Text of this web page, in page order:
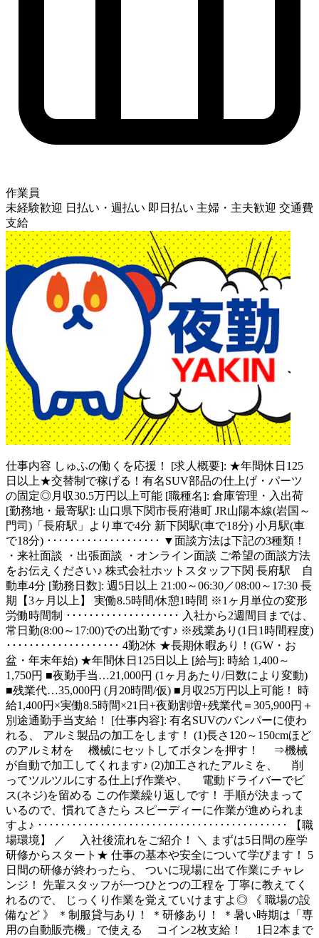
作業員
未経験歓迎 日払い・週払い 即日払い 主婦・主夫歓迎 交通費
支給
仕事内容 しゅふの働くを応援！ [求人概要]: ★年間休日125
日以上★交替制で稼げる！有名SUV部品の仕上げ・パーツ
の固定◎月収30.5万円以上可能 [職種名]: 倉庫管理・入出荷
[勤務地・最寄駅]: 山口県下関市長府港町 JR山陽本線(岩国～
門司)「長府駅」より車で4分 新下関駅(車で18分) 小月駅(車
で18分) ････････････････････ ▼面談方法は下記の3種類！
・来社面談 ・出張面談 ・オンライン面談 ご希望の面談方法
をお伝えください♪ 株式会社ホットスタッフ下関 長府駅 自
動車4分 [勤務日数]: 週5日以上 21:00～06:30／08:00～17:30 長
期【3ヶ月以上】 実働8.5時間/休憩1時間 ※1ヶ月単位の変形
労働時間制 ････････････････････ 入社から2週間目までは、
常日勤(8:00～17:00)での出勤です♪ ※残業あり(1日1時間程度)
････････････････････ 4勤2休 ★長期休暇あり！(GW・お
盆・年末年始) ★年間休日125日以上 [給与]: 時給 1,400～
1,750円 ■夜勤手当…21,000円 (1ヶ月あたり/日数により変動)
■残業代…35,000円 (月20時間/仮) ■月収25万円以上可能！ 時
給1,400円×実働8.5時間×21日+夜勤割増+残業代＝305,900円＋
別途通勤手当支給！ [仕事内容]: 有名SUVのバンパーに使わ
れる、 アルミ製品の加工をします！ (1)長さ120～150cmほど
のアルミ材を 機械にセットしてボタンを押す！ ⇒機械
が自動で加工してくれます♪ (2)加工されたアルミを、 削
ってツルツルにする仕上げ作業や、 電動ドライバーでビ
ス(ネジ)を留める この作業繰り返しです！ 手順が決まって
いるので、慣れてきたら スピーディーに作業が進められま
すよ♪ ････････････････････････････････････････････ 【職
場環境】 ／ 入社後流れをご紹介！ ＼ まずは5日間の座学
研修からスタート★ 仕事の基本や安全について学びます！ 5
日間の研修が終わったら、 ついに現場に出て作業にチャレ
ンジ！ 先輩スタッフが一つひとつの工程を 丁寧に教えてく
れるので、 じっくり作業を覚えていけますよ◎ 《 職場の設
備など 》 ＊制服貸与あり！ ＊研修あり！ ＊暑い時期は「専
用の自動販売機」で使える コイン2枚支給！ 1日2本まで